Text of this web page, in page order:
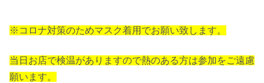
※コロナ対策のためマスク着用でお願い致します。
当日お店で検温がありますので熱のある方は参加をご遠慮
願います。